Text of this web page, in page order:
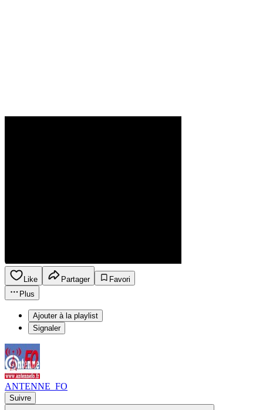
Like Partager
Favori
Plus
Ajouter à la playlist
Signaler
ANTENNE_FO
Suivre